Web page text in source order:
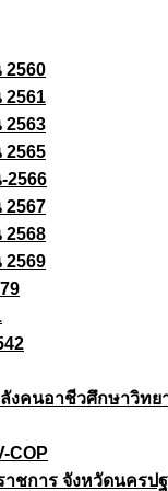
2560
2561
2563
2565
2566
2567
2568
2569
งคนอาชีวศึกษาวิท
COP
าชการ จังหวัดนครป